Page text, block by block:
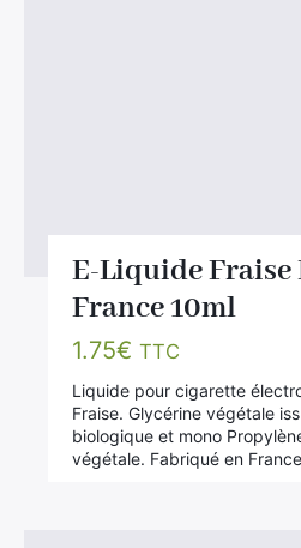
E-Liquide Fraise
France 10ml
1.75€ TTC
Liquide pour cigarette
Fraise. Glycérine végétale
biologique et mono
végétale. Fabriqué en